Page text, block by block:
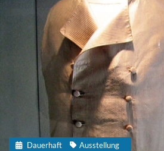
Dauerhaft
Ausstellung